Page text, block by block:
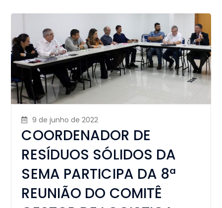
9 de junho de 2022
COORDENADOR DE
RESÍDUOS SÓLIDOS DA
SEMA PARTICIPA DA 8ª
REUNIÃO DO COMITÊ